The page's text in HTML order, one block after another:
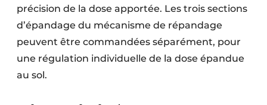
précision de la dose apportée. Les trois sections
d’épandage du mécanisme de répandage
peuvent être commandées séparément, pour
une régulation individuelle de la dose épandue
au sol.